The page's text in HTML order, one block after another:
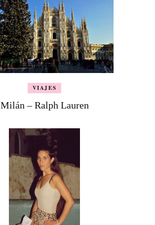
VIAJES
Milán – Ralph Lauren